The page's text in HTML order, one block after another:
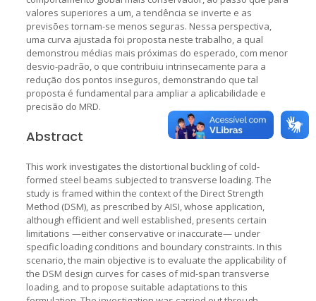
valores superiores a um, a tendência se inverte e as
previsões tornam-se menos seguras. Nessa perspectiva,
uma curva ajustada foi proposta neste trabalho, a qual
demonstrou médias mais próximas do esperado, com menor
desvio-padrão, o que contribuiu intrinsecamente para a
redução dos pontos inseguros, demonstrando que tal
proposta é fundamental para ampliar a aplicabilidade e
precisão do MRD.
Abstract
This work investigates the distortional buckling of cold-
formed steel beams subjected to transverse loading. The
study is framed within the context of the Direct Strength
Method (DSM), as prescribed by AISI, whose application,
although efficient and well established, presents certain
limitations —either conservative or inaccurate— under
specific loading conditions and boundary constraints. In this
scenario, the main objective is to evaluate the applicability of
the DSM design curves for cases of mid-span transverse
loading, and to propose suitable adaptations to this